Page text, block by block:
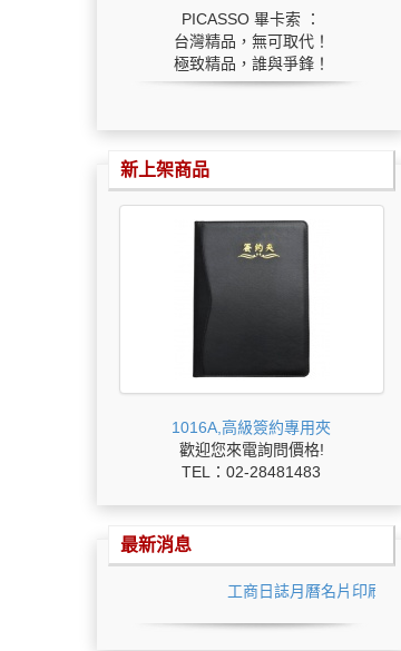
PICASSO 畢卡索 ：
台灣精品，無可取代！
極致精品，誰與爭鋒！
新上架商品
1016A,高級簽約專用夾
歡迎您來電詢問價格!
TEL：02-28481483
最新消息
工商日誌月曆名片印刷最低價